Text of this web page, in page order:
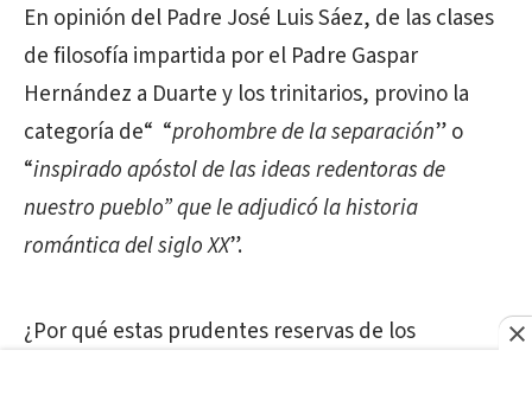
En opinión del Padre José Luis Sáez, de las clases
de filosofía impartida por el Padre Gaspar
Hernández a Duarte y los trinitarios, provino la
categoría de“ “prohombre de la separación” o
“inspirado apóstol de las ideas redentoras de
nuestro pueblo” que le adjudicó la historia
romántica del siglo XX”.
¿Por qué estas prudentes reservas de los